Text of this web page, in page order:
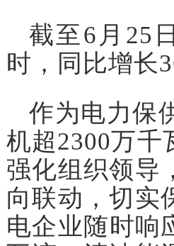
截至6月25
时，同比增长
作为电力保
机超2300万千
强化组织领导
向联动，切实
电企业随时响